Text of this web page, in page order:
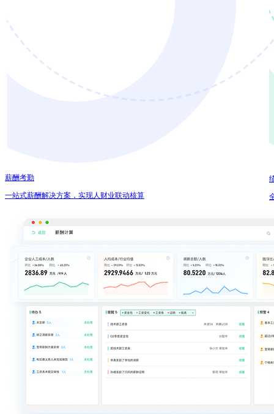
薪酬考勤
一站式薪酬解决方案，实现人财业联动核算